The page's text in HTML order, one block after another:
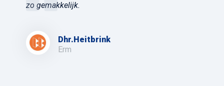
zo gemakkelijk.
Dhr.Heitbrink
Erm